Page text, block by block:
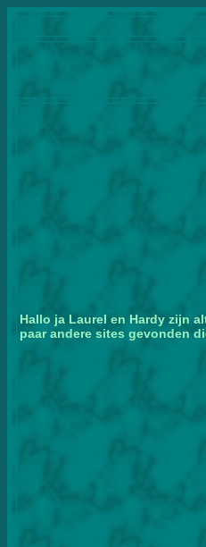
Hallo ja Laurel en Hardy zijn
paar andere sites gevonden